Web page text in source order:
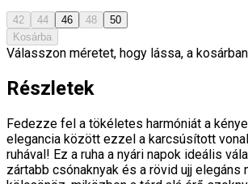
42 44 46 48
50
Kosárba
Válasszon méretet, hogy lássa, a
Részletek
Fedezze fel a tökéletes harmóniát a
elegancia között ezzel a karcsúsított
ruhával! Ez a ruha a nyári napok ideális
zártabb csónaknyak és a rövid ujj elegáns